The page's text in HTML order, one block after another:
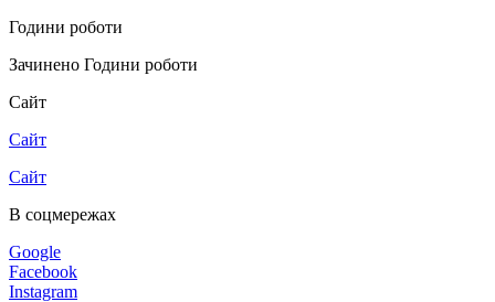
Години роботи
Зачинено Години роботи
Сайт
Сайт
Сайт
В соцмережах
Google
Facebook
Instagram